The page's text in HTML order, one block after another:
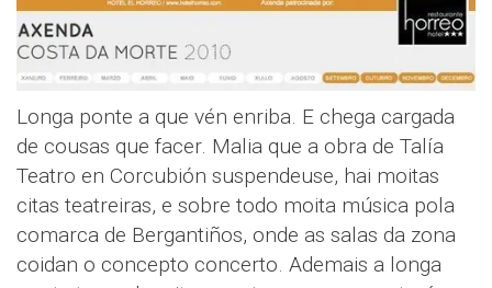
Longa ponte a que vén enriba. E chega cargada
de cousas que facer. Malia que a obra de Talía
Teatro en Corcubión suspendeuse, hai moitas
citas teatreiras, e sobre todo moita música pola
comarca de Bergantiños, onde as salas da zona
coidan o concepto concerto. Ademais a longa